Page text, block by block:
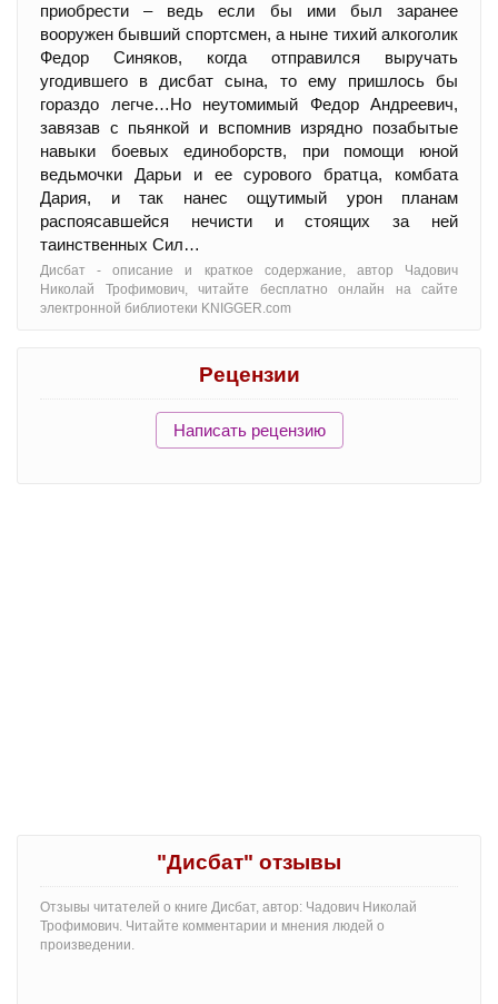
приобрести – ведь если бы ими был заранее
вооружен бывший спортсмен, а ныне тихий алкоголик
Федор Синяков, когда отправился выручать
угодившего в дисбат сына, то ему пришлось бы
гораздо легче…Но неутомимый Федор Андреевич,
завязав с пьянкой и вспомнив изрядно позабытые
навыки боевых единоборств, при помощи юной
ведьмочки Дарьи и ее сурового братца, комбата
Дария, и так нанес ощутимый урон планам
распоясавшейся нечисти и стоящих за ней
таинственных Сил…
Дисбат - oписание и краткое содержание, автор Чадович
Николай Трофимович, читайте бесплатно онлайн на сайте
электронной библиотеки KNIGGER.com
Рецензии
Написать рецензию
"Дисбат" отзывы
Отзывы читателей о книге Дисбат, автор: Чадович Николай
Трофимович. Читайте комментарии и мнения людей о
произведении.